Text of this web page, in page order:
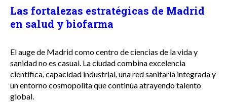
Las fortalezas estratégicas de Madrid
en salud y biofarma
El auge de Madrid como centro de ciencias de la vida y
sanidad no es casual. La ciudad combina excelencia
científica, capacidad industrial, una red sanitaria integrada y
un entorno cosmopolita que continúa atrayendo talento
global.